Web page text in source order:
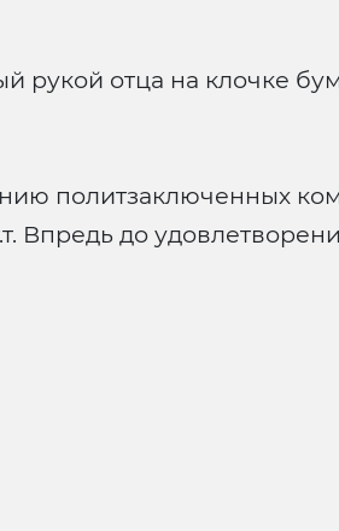
отца на клочке
политзаключенных
Впредь до